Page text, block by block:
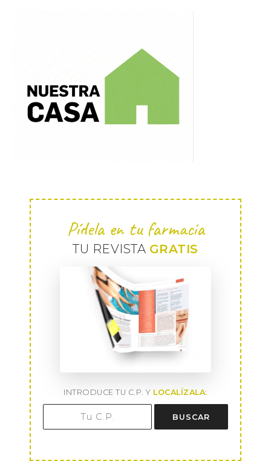
Pídela en tu farmacia
TU REVISTA GRATIS
INTRODUCE TU C.P. Y LOCALÍZALA:
BUSCAR